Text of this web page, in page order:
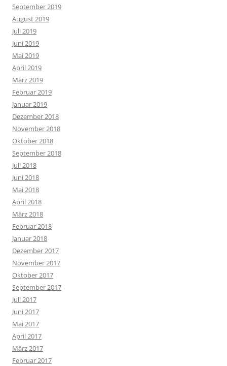
September 2019
August 2019
Juli 2019
Juni 2019
Mai 2019
April 2019
März 2019
Februar 2019
Januar 2019
Dezember 2018
November 2018
Oktober 2018
September 2018
Juli 2018
Juni 2018
Mai 2018
April 2018
März 2018
Februar 2018
Januar 2018
Dezember 2017
November 2017
Oktober 2017
September 2017
Juli 2017
Juni 2017
Mai 2017
April 2017
März 2017
Februar 2017